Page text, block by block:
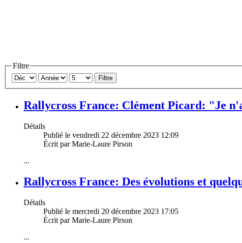
Filtre
Filtre
Rallycross France: Clément Picard: "Je
Détails
Publié le vendredi 22 décembre 2023 12:09
Écrit par Marie-Laure Pirson
...
Rallycross France: Des évolutions et
Détails
Publié le mercredi 20 décembre 2023 17:05
Écrit par Marie-Laure Pirson
...